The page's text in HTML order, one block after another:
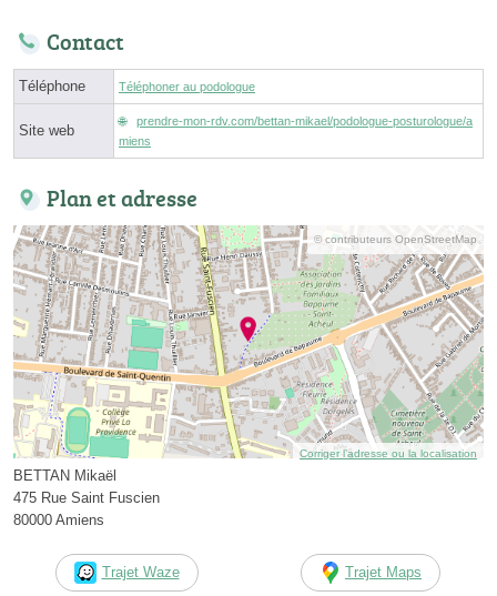
Contact
Téléphone Téléphoner au podologue
Site web
prendre-mon-rdv.com/bettan-mikael/podologue-posturologue/a
miens
Plan et adresse
© contributeurs OpenStreetMap
Corriger l’adresse ou la localisation
BETTAN Mikaël
475 Rue Saint Fuscien
80000 Amiens
Trajet Waze Trajet Maps